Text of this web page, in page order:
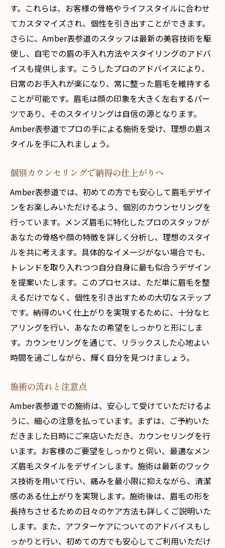
す。これらは、お客様の骨格やライフスタイルに合わせ
てカスタマイズされ、個性を引き出すことができます。
さらに、Amber表参道のスタッフは最新の美容技術を駆
使し、自宅での眉の手入れ方法やスタイリングのアドバ
イスも提供します。こうしたプロのアドバイスにより、
日常のお手入れが楽になり、常に整った眉毛を維持する
ことが可能です。眉毛は顔の印象を大きく左右するパー
ツであり、そのスタイリングは自信の源となります。
Amber表参道でプロの手による施術を受け、理想の眉ス
タイルを手に入れましょう。
個別カウンセリングで納得の仕上がりへ
Amber表参道では、初めての方でも安心して眉毛デザイ
ンをお楽しみいただけるよう、個別のカウンセリングを
行っています。メンズ眉毛に特化したプロのスタッフが
あなたの骨格や顔の特徴を詳しく分析し、理想のスタイ
ルを共に考えます。具体的なイメージがない場合でも、
トレンドを取り入れつつ自分自身に最も似合うデザイン
を提案いたします。このプロセスは、ただ単に眉毛を整
えるだけでなく、個性を引き出すための大切なステップ
です。納得のいく仕上がりを実現するために、十分なヒ
アリングを行い、あなたの希望をしっかりと形にしま
す。カウンセリングを通じて、リラックスした心地よい
時間を過ごしながら、輝く自分を見つけましょう。
施術の流れと注意点
Amber表参道での施術は、安心して受けていただけるよ
うに、細心の注意を払っています。まずは、ご予約いた
だきました日時にご来店いただき、カウンセリングを行
います。お客様のご要望をしっかりと伺い、最適なメン
ズ眉毛スタイルをデザインします。施術は最新のワック
ス技術を用いて行い、痛みを最小限に抑えながら、清潔
感のある仕上がりを実現します。施術後は、眉毛の形を
長持ちさせるための日々のケア方法も詳しくご説明いた
します。また、アフターケアについてのアドバイスもし
っかりと行い、初めての方でも安心してご利用いただけ